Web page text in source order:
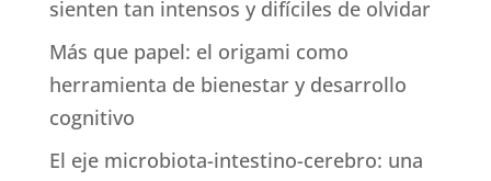
sienten tan intensos y difíciles de olvidar
Más que papel: el origami como
herramienta de bienestar y desarrollo
cognitivo
El eje microbiota-intestino-cerebro: una